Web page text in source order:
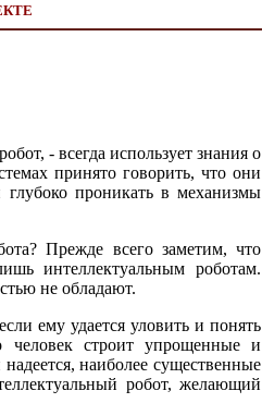
- всегда использует знания о
принято говорить, что они
проникать в механизмы
Прежде всего заметим, что
интеллектуальным роботам.
не обладают.
ему удается уловить и понять
человек строит упрощенные и
наиболее существенные
робот, желающий